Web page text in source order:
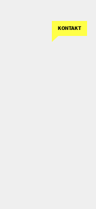
KONTAKT